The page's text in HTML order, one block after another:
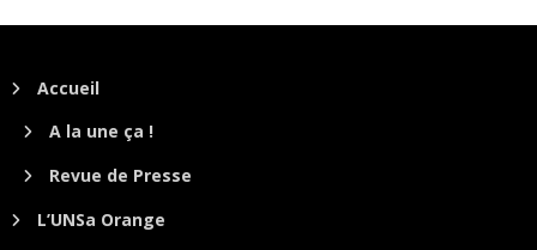
Accueil
A la une ça !
Revue de Presse
L’UNSa Orange